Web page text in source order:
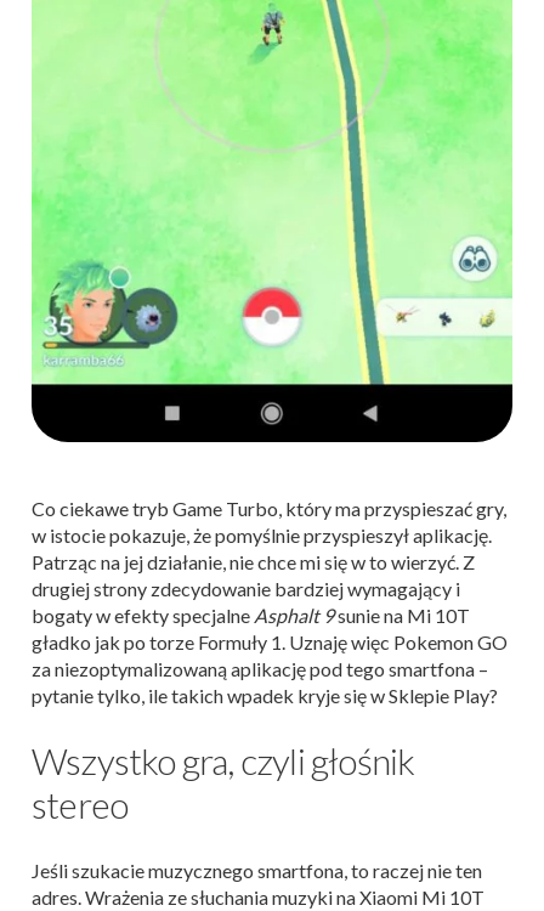
Co ciekawe tryb Game Turbo, który ma przyspieszać gry,
w istocie pokazuje, że pomyślnie przyspieszył aplikację.
Patrząc na jej działanie, nie chce mi się w to wierzyć. Z
drugiej strony zdecydowanie bardziej wymagający i
bogaty w efekty specjalne Asphalt 9sunie na Mi 10T
gładko jak po torze Formuły 1. Uznaję więc Pokemon GO
za niezoptymalizowaną aplikację pod tego smartfona –
pytanie tylko, ile takich wpadek kryje się w Sklepie Play?
Wszystko gra, czyli głośnik
stereo
Jeśli szukacie muzycznego smartfona, to raczej nie ten
adres. Wrażenia ze słuchania muzyki na Xiaomi Mi 10T